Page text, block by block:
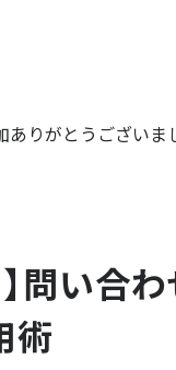
りがとうございま
問い合
術